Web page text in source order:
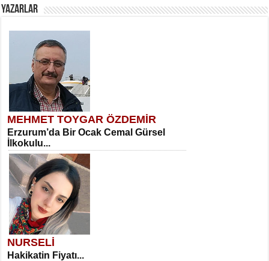
YAZARLAR
MEHMET TOYGAR ÖZDEMİR
Erzurum’da Bir Ocak Cemal Gürsel
İlkokulu...
NURSELİ
Hakikatin Fiyatı...